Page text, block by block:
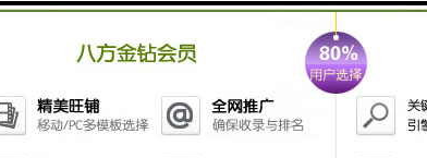
过滤网的设置与所选择的过滤方式密切相关,取决于铸件以及
过滤网的设置带来了许多不便。可以将过滤网放置在直浇道与
道中或放置在直浇道下方的分型面处。经过多种方案的反复